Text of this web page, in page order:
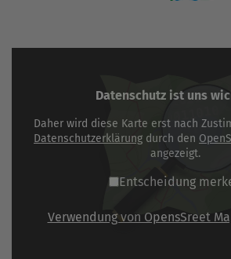
Datenschutz ist uns
Daher wird diese Karte erst nach
Datenschutzerklärung durch den
angezeigt.
Entscheidung
Verwendung von OpensSreet